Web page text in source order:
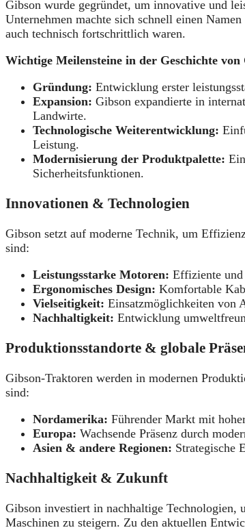
Gibson wurde gegründet, um innovative und
Unternehmen machte sich schnell einen
auch technisch fortschrittlich waren.
Wichtige Meilensteine in der Geschichte von
Gründung: Entwicklung erster
Expansion: Gibson expandierte in
Landwirte.
Technologische Weiterentwicklung:
Leistung.
Modernisierung der Produktpalette:
Sicherheitsfunktionen.
Innovationen & Technologien
Gibson setzt auf moderne Technik, um
sind:
Leistungsstarke Motoren: Effiziente
Ergonomisches Design: Komfortable
Vielseitigkeit: Einsatzmöglichkeiten von
Nachhaltigkeit: Entwicklung
Produktionsstandorte & globale
Gibson-Traktoren werden in modernen
sind:
Nordamerika: Führender Markt mit
Europa: Wachsende Präsenz durch
Asien & andere Regionen: Strategische
Nachhaltigkeit & Zukunft
Gibson investiert in nachhaltige
Maschinen zu steigern. Zu den aktuellen